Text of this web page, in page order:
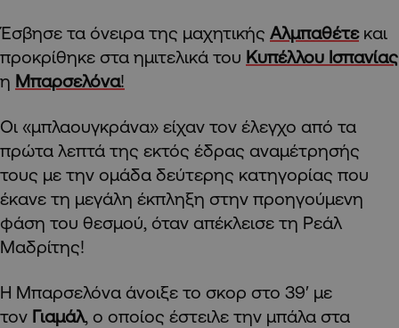
Έσβησε τα όνειρα της μαχητικής Αλμπαθέτε και
προκρίθηκε στα ημιτελικά του Κυπέλλου Ισπανίας
η Μπαρσελόνα!
Οι «μπλαουγκράνα» είχαν τον έλεγχο από τα
πρώτα λεπτά της εκτός έδρας αναμέτρησής
τους με την ομάδα δεύτερης κατηγορίας που
έκανε τη μεγάλη έκπληξη στην προηγούμενη
φάση του θεσμού, όταν απέκλεισε τη Ρεάλ
Μαδρίτης!
Η Μπαρσελόνα άνοιξε το σκορ στο 39′ με
τον Γιαμάλ, ο οποίος έστειλε την μπάλα στα